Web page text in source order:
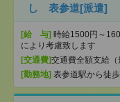
し 表参道[派遣]
[給 与] 時給1500円～
により考慮致します
[交通費]交通費全額支給（
[勤務地] 表参道駅から徒